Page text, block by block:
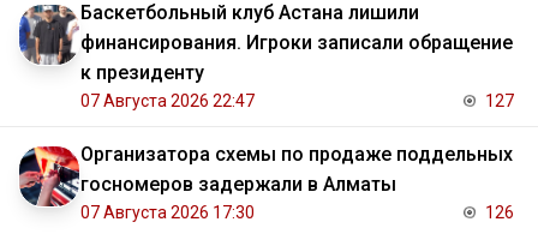
Баскетбольный клуб Астана лишили
финансирования. Игроки записали обращение
к президенту
07 Августа 2026 22:47 127
Организатора схемы по продаже поддельных
госномеров задержали в Алматы
07 Августа 2026 17:30 126